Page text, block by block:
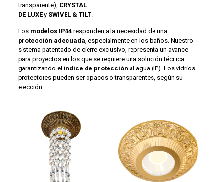
transparente), CRYSTAL
DE LUXEy SWIVEL & TILT.
Los modelos IP44responden a la necesidad de una
protección adecuada, especialmente en los baños. Nuestro
sistema patentado de cierre exclusivo, representa un avance
para proyectos en los que se requiere una solución técnica
garantizando el índice de protección al agua (IP). Los vidrios
protectores pueden ser opacos o transparentes, según su
elección.